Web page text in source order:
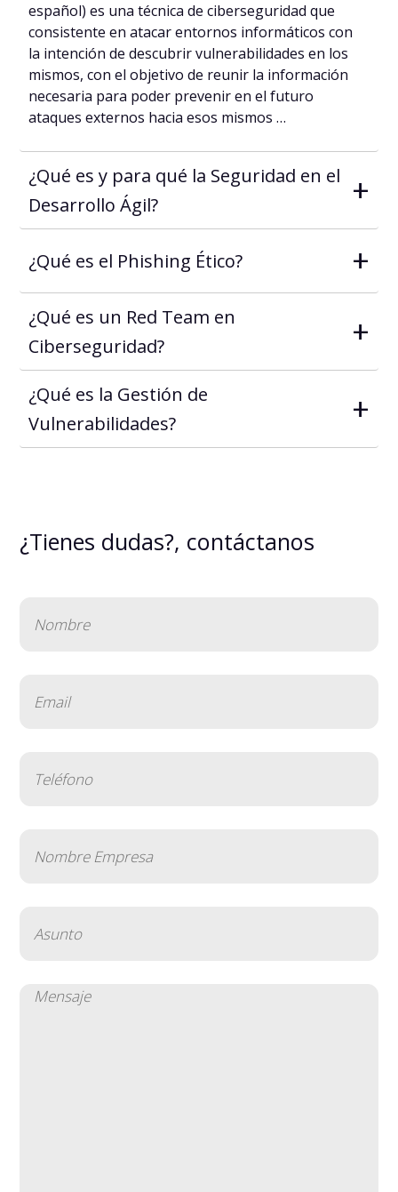
español) es una técnica de ciberseguridad que
consistente en atacar entornos informáticos con
la intención de descubrir vulnerabilidades en los
mismos, con el objetivo de reunir la información
necesaria para poder prevenir en el futuro
ataques externos hacia esos mismos …
¿Qué es y para qué la Seguridad en el
Desarrollo Ágil?
+
¿Qué es el Phishing Ético? +
¿Qué es un Red Team en
Ciberseguridad?
+
¿Qué es la Gestión de
Vulnerabilidades?
+
¿Tienes dudas?, contáctanos
(Obligatorio)
(Obligatorio)
(Obligatorio)
Empresa
(Obligatorio)
Mensaje